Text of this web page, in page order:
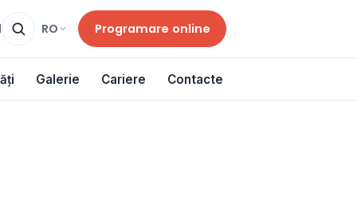
RO Programare online
Galerie Cariere Contacte